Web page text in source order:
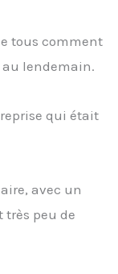
tous comment
au lendemain.
qui était
avec un
peu de